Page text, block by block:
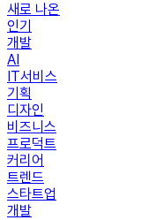
새로 나온
인기
개발
AI
IT서비스
기획
디자인
비즈니스
프로덕트
커리어
트렌드
스타트업
개발